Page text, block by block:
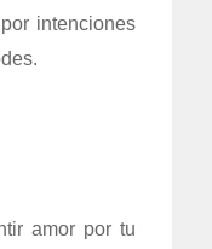
intenciones
amor por tu